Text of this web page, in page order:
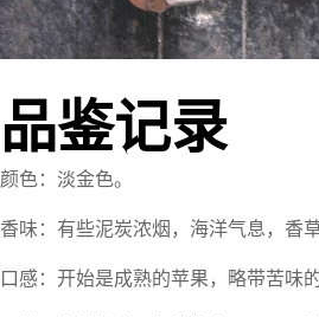
品鉴记录
颜色：淡金色。
香味：有些泥炭浓烟，海洋气息，香
口感：开始是成熟的苹果，略带苦味